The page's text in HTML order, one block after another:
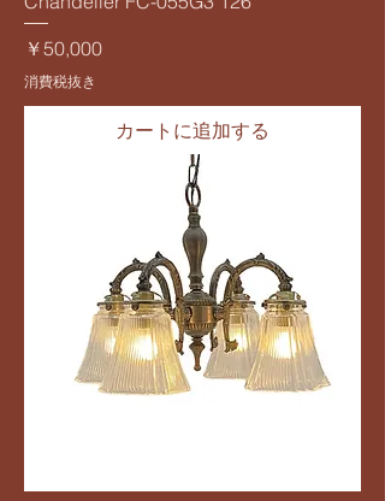
価格
￥50,000
消費税抜き
カートに追加する